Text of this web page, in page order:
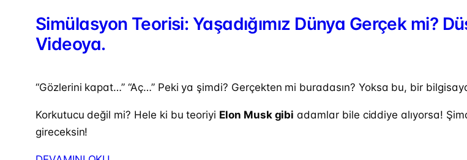
Simülasyon Teorisi: Yaşadığımız Dünya Gerçek mi?
Videoya.
“Gözlerini kapat…” “Aç…” Peki ya şimdi? Gerçekten mi buradasın? Yoksa bu, bir
Korkutucu değil mi? Hele ki bu teoriyi Elon Musk gibi adamlar bile ciddiye alıyorsa!
gireceksin!